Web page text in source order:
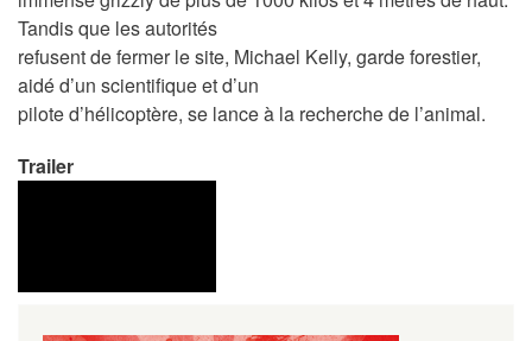
Tandis que les autorités
refusent de fermer le site, Michael Kelly, garde forestier,
aidé d’un scientifique et d’un
pilote d’hélicoptère, se lance à la recherche de l’animal.
Trailer